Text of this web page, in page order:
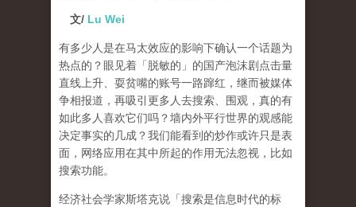
文/ Lu Wei
有多少人是在马太效应的影响下确认一个话题为
热点的？眼见着「脱敏的」的国产泡沫剧点击量
直线上升、耍贫嘴的账号一路蹿红，继而被媒体
争相报道，再吸引更多人去搜索、围观，真的有
如此多人喜欢它们吗？墙内外平行世界的观感能
决定事实的几成？我们能看到的炒作或许只是表
面，网络应用在其中所起的作用无法忽视，比如
搜索功能。
经济社会学家斯塔克说「搜索是信息时代的标